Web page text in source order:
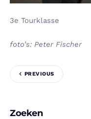
3e Tourklasse
foto’s: Peter Fischer
PREVIOUS
Zoeken